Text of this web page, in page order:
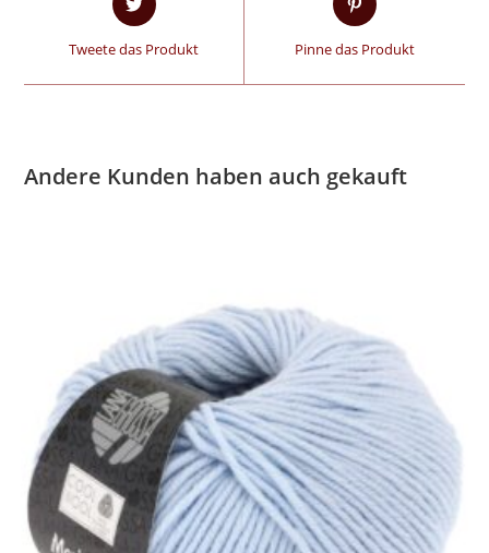
Tweete das Produkt Pinne das Produkt
Andere Kunden haben auch gekauft